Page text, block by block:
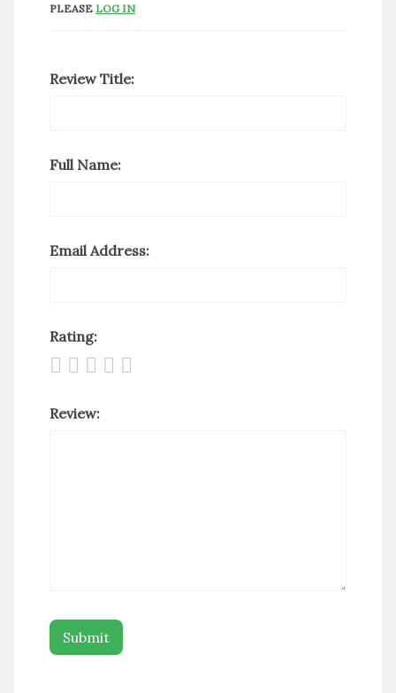
PLEASE LOG IN
Review Title:
Full Name:
Email Address:
Rating:
Review: